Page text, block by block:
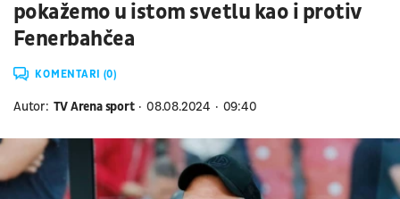
pokažemo u istom svetlu kao i protiv
Fenerbahčea
KOMENTARI (0)
Autor: TV Arena sport 08.08.2024 09:40